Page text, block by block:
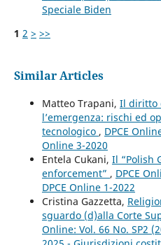
Speciale Biden
1 2 > >>
Similar Articles
Matteo Trapani, Il diritto
l’emergenza: rischi ed
tecnologico , DPCE
Online 3-2020
Entela Cukani, Il “Polish
enforcement” , DPCE
DPCE Online 1-2022
Cristina Gazzetta,
sguardo (d)alla Corte
Online: Vol. 66 No. SP2